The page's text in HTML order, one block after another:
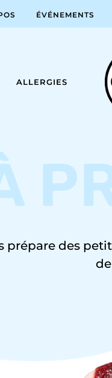
ÉVÉNEMENTS
ALLERGIES
prépare des